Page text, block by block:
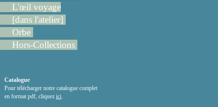
L'œil voyage
[dans l'atelier]
Orbe
Hors-Collections
Catalogue
Pour télécharger notre catalogue complet
en format pdf, cliquez ici